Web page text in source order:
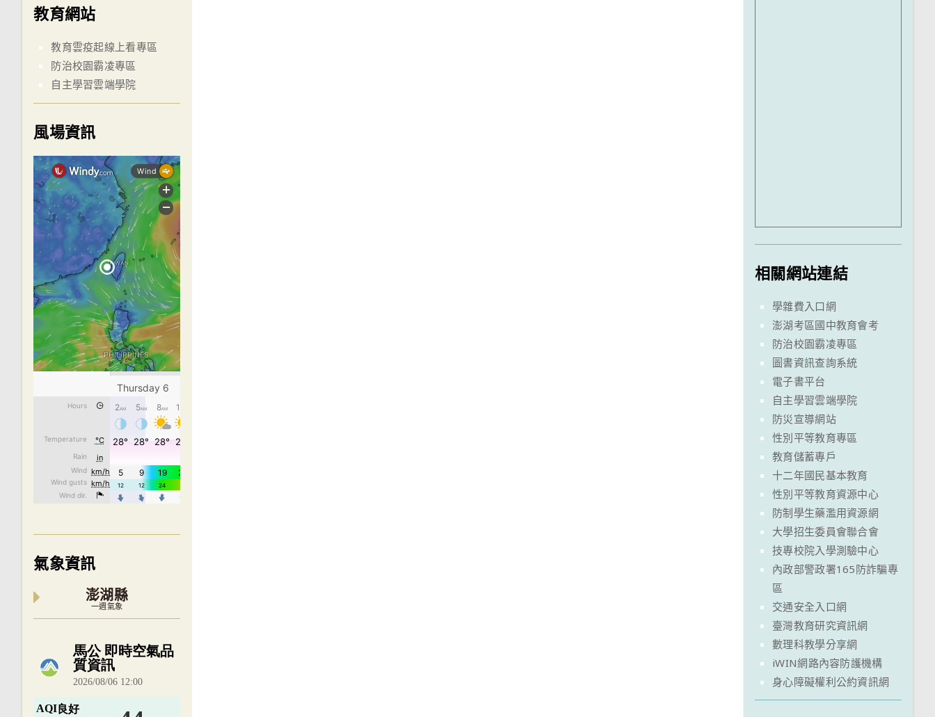
教育網站
教育雲疫起線上看專區
防治校園霸凌專區
自主學習雲端學院
風場資訊
氣象資訊
澎湖縣
一週氣象
內嵌空氣品質小工具為視覺預覽，完整即時空氣品質資料請開啟
相關網站連結
學雜費入口網
澎湖考區國中教育會考
防治校園霸凌專區
圖書資訊查詢系統
電子書平台
自主學習雲端學院
防災宣導網站
性別平等教育專區
教育儲蓄專戶
十二年國民基本教育
性別平等教育資源中心
防制學生藥濫用資源網
大學招生委員會聯合會
技專校院入學測驗中心
內政部警政署165防詐騙專
區
交通安全入口網
臺灣教育研究資訊網
數理科教學分享網
iWIN網路內容防護機構
身心障礙權利公約資訊網